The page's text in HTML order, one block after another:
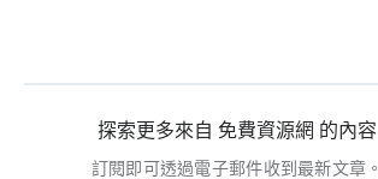
探索更多來自 免費資源網 的內容
訂閱即可透過電子郵件收到最新文章。